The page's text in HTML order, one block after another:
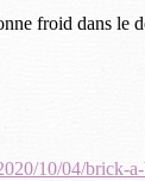
froid dans le
10/04/brick-